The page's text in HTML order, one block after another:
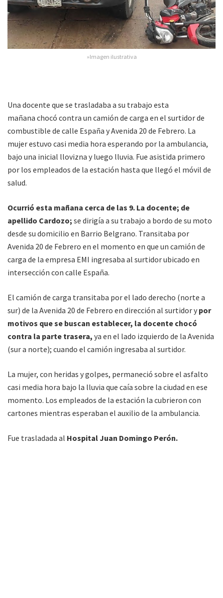
»Imagen ilustrativa
Una docente que se trasladaba a su trabajo esta
mañana chocó contra un camión de carga en el surtidor de
combustible de calle España y Avenida 20 de Febrero. La
mujer estuvo casi media hora esperando por la ambulancia,
bajo una inicial llovizna y luego lluvia. Fue asistida primero
por los empleados de la estación hasta que llegó el móvil de
salud.
Ocurrió esta mañana cerca de las 9. La docente; de
apellido Cardozo; se dirigía a su trabajo a bordo de su moto
desde su domicilio en Barrio Belgrano. Transitaba por
Avenida 20 de Febrero en el momento en que un camión de
carga de la empresa EMI ingresaba al surtidor ubicado en
intersección con calle España.
El camión de carga transitaba por el lado derecho (norte a
sur) de la Avenida 20 de Febrero en dirección al surtidor y por
motivos que se buscan establecer, la docente chocó
contra la parte trasera, ya en el lado izquierdo de la Avenida
(sur a norte); cuando el camión ingresaba al surtidor.
La mujer, con heridas y golpes, permaneció sobre el asfalto
casi media hora bajo la lluvia que caía sobre la ciudad en ese
momento. Los empleados de la estación la cubrieron con
cartones mientras esperaban el auxilio de la ambulancia.
Fue trasladada al Hospital Juan Domingo Perón.